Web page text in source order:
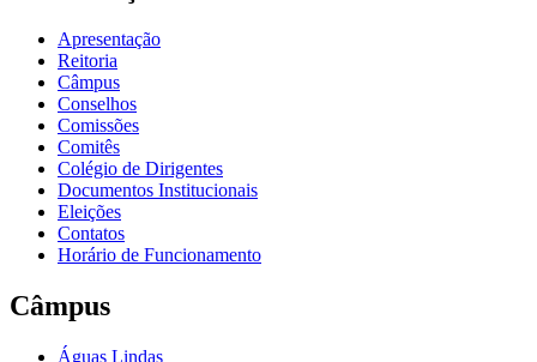
Apresentação
Reitoria
Câmpus
Conselhos
Comissões
Comitês
Colégio de Dirigentes
Documentos Institucionais
Eleições
Contatos
Horário de Funcionamento
Câmpus
Águas Lindas